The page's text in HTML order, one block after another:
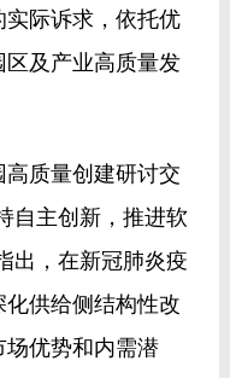
际诉求，依托优
及产业高质量发
质量创建研讨交
自主创新，推进软
出，在新冠肺炎疫
供给侧结构性改
优势和内需潜